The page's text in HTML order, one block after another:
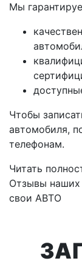
Мы
Чтобы
автомобиля,
телефонам.
Читать
Отзывы наших
свои АВТО